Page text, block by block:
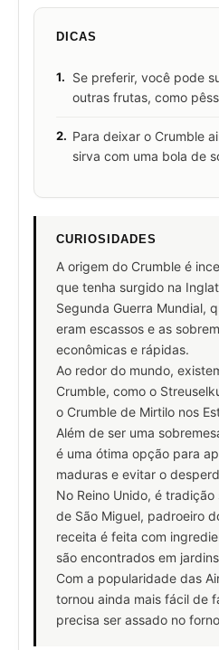
DICAS
1.
Se preferir, você pode
outras frutas, como
2. Para deixar o Crumble
sirva com uma bola de
CURIOSIDADES
A origem do Crumble é
que tenha surgido na
Segunda Guerra Mundial,
eram escassos e as
econômicas e rápidas.
Ao redor do mundo,
Crumble, como o
o Crumble de Mirtilo nos
Além de ser uma
é uma ótima opção para
maduras e evitar o
No Reino Unido, é
de São Miguel, padroeiro
receita é feita com
são encontrados em
Com a popularidade das
tornou ainda mais fácil de
precisa ser assado no